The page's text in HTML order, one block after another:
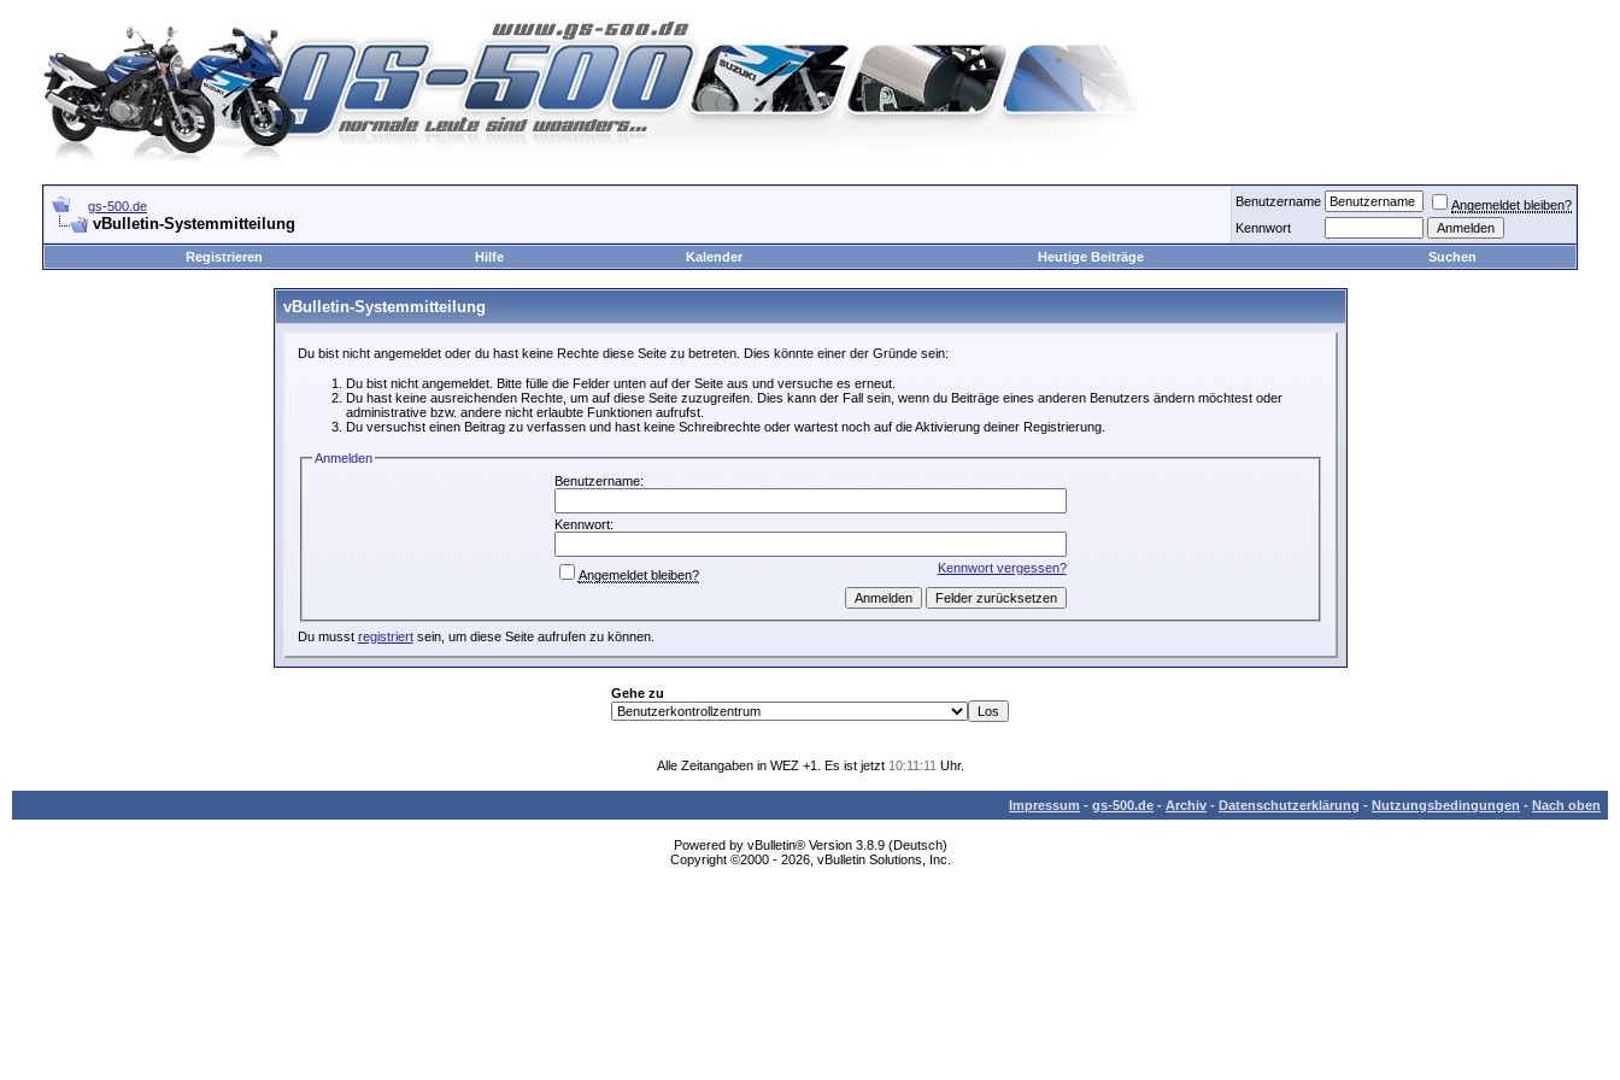
gs-500.de
vBulletin-Systemmitteilung
Benutzername
Angemeldet bleiben?
Kennwort
Registrieren
Hilfe Kalender Heutige Beiträge Suchen
vBulletin-Systemmitteilung
Du bist nicht angemeldet oder du hast keine Rechte diese Seite zu betreten. Dies könnte einer der Gründe sein:
Du bist nicht angemeldet. Bitte fülle die Felder unten auf der Seite aus und versuche es erneut.
Du hast keine ausreichenden Rechte, um auf diese Seite zuzugreifen. Dies kann der Fall sein, wenn du Beiträge eines anderen Benutzers ändern möchtest oder
administrative bzw. andere nicht erlaubte Funktionen aufrufst.
Du versuchst einen Beitrag zu verfassen und hast keine Schreibrechte oder wartest noch auf die Aktivierung deiner Registrierung.
Anmelden
Benutzername:
Kennwort:
Kennwort vergessen?
Angemeldet bleiben?
Du musst registriertsein, um diese Seite aufrufen zu können.
Gehe zu
Alle Zeitangaben in WEZ +1. Es ist jetzt 10:11:11 Uhr.
Impressum - gs-500.de - Archiv - Datenschutzerklärung - Nutzungsbedingungen - Nach oben
Powered by vBulletin® Version 3.8.9 (Deutsch)
Copyright ©2000 - 2026, vBulletin Solutions, Inc.